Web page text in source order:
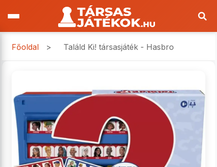
Főoldal > Találd Ki! társasjáték - Hasbro